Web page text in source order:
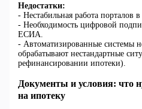
Недостатки:
- Нестабильная работа порталов
- Необходимость цифровой
ЕСИА.
- Автоматизированные системы
обрабатывают нестандартные
рефинансировании ипотеки).
Документы и условия: что
на ипотеку